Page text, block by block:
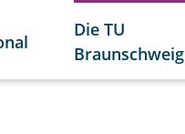
Die TU
Braunschweig